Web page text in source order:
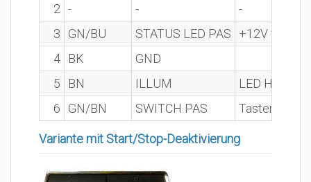
2 - -
-
3
GN/BU STATUS LED PAS
+12V für
4
BK
GND
5
BN ILLUM
LED
6
GN/BN SWITCH PAS Taster
Variante mit Start/Stop-Deaktivierung